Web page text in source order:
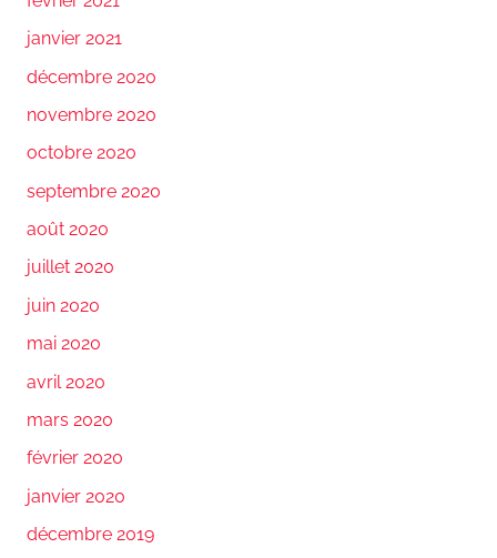
janvier 2021
décembre 2020
novembre 2020
octobre 2020
septembre 2020
août 2020
juillet 2020
juin 2020
mai 2020
avril 2020
mars 2020
février 2020
janvier 2020
décembre 2019